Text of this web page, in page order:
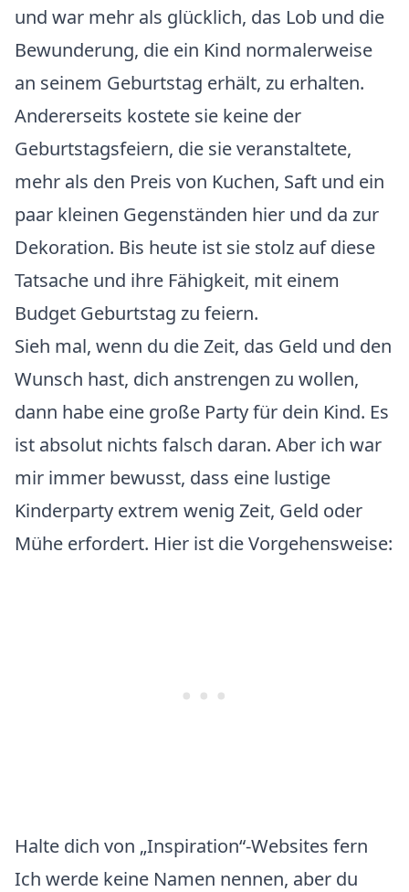
und war mehr als glücklich, das Lob und die
Bewunderung, die ein Kind normalerweise
an seinem Geburtstag erhält, zu erhalten.
Andererseits kostete sie keine der
Geburtstagsfeiern, die sie veranstaltete,
mehr als den Preis von Kuchen, Saft und ein
paar kleinen Gegenständen hier und da zur
Dekoration. Bis heute ist sie stolz auf diese
Tatsache und ihre Fähigkeit, mit einem
Budget Geburtstag zu feiern.
Sieh mal, wenn du die Zeit, das Geld und den
Wunsch hast, dich anstrengen zu wollen,
dann habe eine große Party für dein Kind. Es
ist absolut nichts falsch daran. Aber ich war
mir immer bewusst, dass eine lustige
Kinderparty extrem wenig Zeit, Geld oder
Mühe erfordert. Hier ist die Vorgehensweise:
Halte dich von „Inspiration“-Websites fern
Ich werde keine Namen nennen, aber du